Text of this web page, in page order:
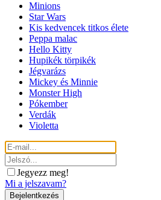
Minions
Star Wars
Kis kedvencek titkos élete
Peppa malac
Hello Kitty
Hupikék törpikék
Jégvarázs
Mickey és Minnie
Monster High
Pókember
Verdák
Violetta
Jegyezz meg!
Mi a jelszavam?